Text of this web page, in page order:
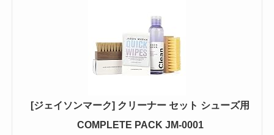
[ジェイソンマーク] クリーナー セット シューズ用
COMPLETE PACK JM-0001